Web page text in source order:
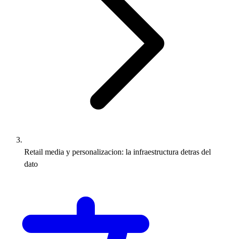
Retail media y personalizacion: la infraestructura detras del
dato